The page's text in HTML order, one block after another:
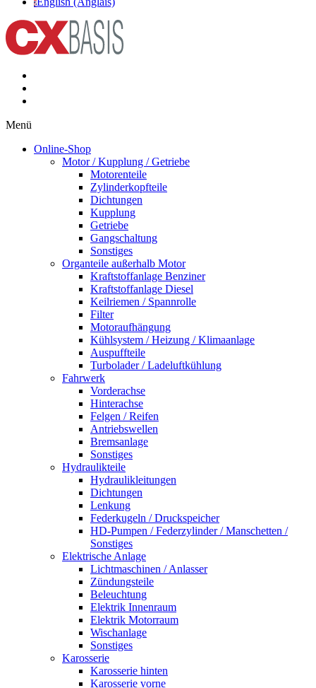
Menü
Online-Shop
Motor / Kupplung / Getriebe
Motorenteile
Zylinderkopfteile
Dichtungen
Kupplung
Getriebe
Gangschaltung
Sonstiges
Organteile außerhalb Motor
Kraftstoffanlage Benziner
Kraftstoffanlage Diesel
Keilriemen / Spannrolle
Filter
Motoraufhängung
Kühlsystem / Heizung / Klimaanlage
Auspuffteile
Turbolader / Ladeluftkühlung
Fahrwerk
Vorderachse
Hinterachse
Felgen / Reifen
Antriebswellen
Bremsanlage
Sonstiges
Hydraulikteile
Hydraulikleitungen
Dichtungen
Lenkung
Federkugeln / Druckspeicher
HD-Pumpen / Federzylinder / Manschetten /
Sonstiges
Elektrische Anlage
Lichtmaschinen / Anlasser
Zündungsteile
Beleuchtung
Elektrik Innenraum
Elektrik Motorraum
Wischanlage
Sonstiges
Karosserie
Karosserie hinten
Karosserie vorne